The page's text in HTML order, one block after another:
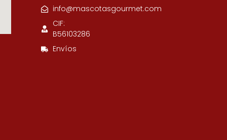
info@mascotasgourmet.com
CIF:
B56103286
Envíos